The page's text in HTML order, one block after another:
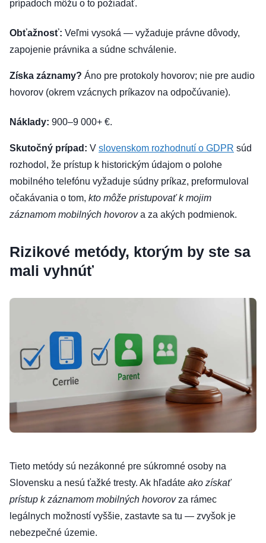
prípadoch môžu o to požiadať.
Obťažnosť: Veľmi vysoká — vyžaduje právne dôvody,
zapojenie právnika a súdne schválenie.
Získa záznamy? Áno pre protokoly hovorov; nie pre audio
hovorov (okrem vzácnych príkazov na odpočúvanie).
Náklady: 900–9 000+ €.
Skutočný prípad: V slovenskom rozhodnutí o GDPR súd
rozhodol, že prístup k historickým údajom o polohe
mobilného telefónu vyžaduje súdny príkaz, preformuloval
očakávania o tom, kto môže pristupovať k mojim
záznamom mobilných hovorova za akých podmienok.
Rizikové metódy, ktorým by ste sa
mali vyhnúť
Tieto metódy sú nezákonné pre súkromné osoby na
Slovensku a nesú ťažké tresty. Ak hľadáte ako získať
prístup k záznamom mobilných hovorovza rámec
legálnych možností vyššie, zastavte sa tu — zvyšok je
nebezpečné územie.